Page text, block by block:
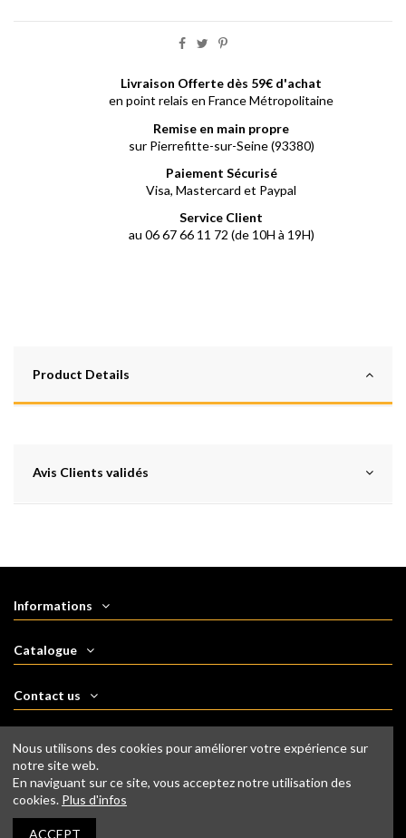
Livraison Offerte dès 59€ d'achat
en point relais en France Métropolitaine
Remise en main propre
sur Pierrefitte-sur-Seine (93380)
Paiement Sécurisé
Visa, Mastercard et Paypal
Service Client
au 06 67 66 11 72 (de 10H à 19H)
Product Details
Avis Clients validés
Informations
Catalogue
Contact us
Newsletter
Nous utilisons des cookies pour améliorer votre expérience sur
notre site web.
En naviguant sur ce site, vous acceptez notre utilisation des
cookies. Plus d'infos
ACCEPT